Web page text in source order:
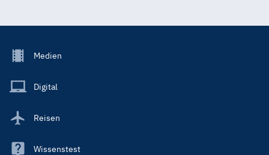
Footer
Main
Medien
Digital
Reisen
Wissenstest